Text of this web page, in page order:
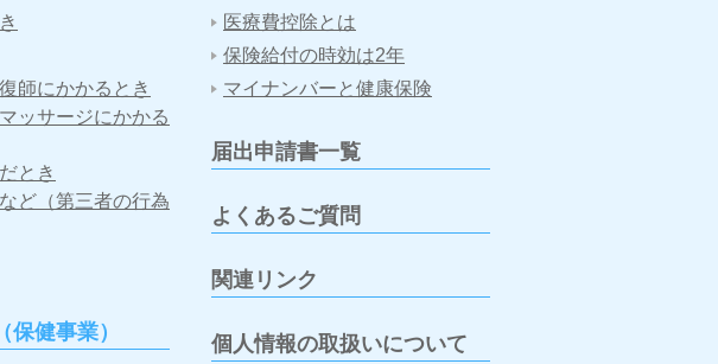
師にかかるとき
ッサージにかかる
とき
ど（第三者の行為
健事業）
医療費控除とは
保険給付の時効は2年
マイナンバーと健康保険
届出申請書一覧
よくあるご質問
関連リンク
個人情報の取扱いについて